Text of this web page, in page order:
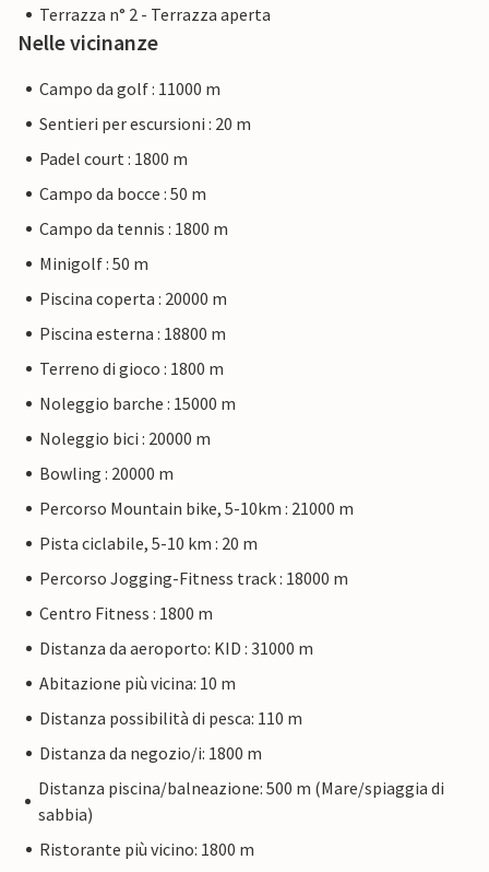
Terrazza n° 2 - Terrazza aperta
Nelle vicinanze
Campo da golf : 11000 m
Sentieri per escursioni : 20 m
Padel court : 1800 m
Campo da bocce : 50 m
Campo da tennis : 1800 m
Minigolf : 50 m
Piscina coperta : 20000 m
Piscina esterna : 18800 m
Terreno di gioco : 1800 m
Noleggio barche : 15000 m
Noleggio bici : 20000 m
Bowling : 20000 m
Percorso Mountain bike, 5-10km : 21000 m
Pista ciclabile, 5-10 km : 20 m
Percorso Jogging-Fitness track : 18000 m
Centro Fitness : 1800 m
Distanza da aeroporto: KID : 31000 m
Abitazione più vicina: 10 m
Distanza possibilità di pesca: 110 m
Distanza da negozio/i: 1800 m
Distanza piscina/balneazione: 500 m (Mare/spiaggia di
sabbia)
Ristorante più vicino: 1800 m